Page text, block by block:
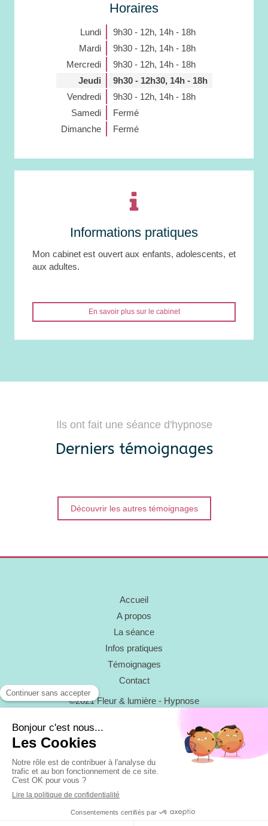
Horaires
Lundi 9h30 - 12h, 14h - 18h
Mardi
9h30 - 12h, 14h - 18h
Mercredi
9h30 - 12h, 14h - 18h
Jeudi
9h30 - 12h30, 14h - 18h
Vendredi
9h30 - 12h, 14h - 18h
Samedi
Fermé
Dimanche
Fermé
Informations pratiques
Mon cabinet est ouvert aux enfants, adolescents, et
aux adultes.
En savoir plus sur le cabinet
Ils ont fait une séance d'hypnose
Derniers témoignages
Découvrir les autres témoignages
Accueil
A propos
La séance
Infos pratiques
Témoignages
Contact
©2021 Fleur & lumière - Hypnose
Création et référencement du site par Simplébo
Ce site a été créé grâce àRESALIB